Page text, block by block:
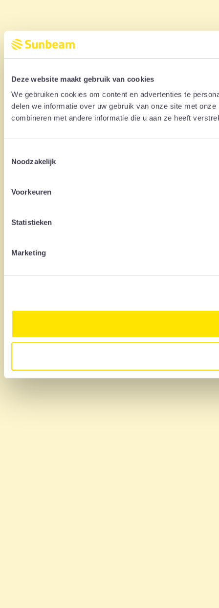
Deze website maakt gebruik van cookies
We gebruiken cookies om content en advertenties te
delen we informatie over uw gebruik van onze site met
combineren met andere informatie die u aan ze heeft
Noodzakelijk
Voorkeuren
Statistieken
Marketing